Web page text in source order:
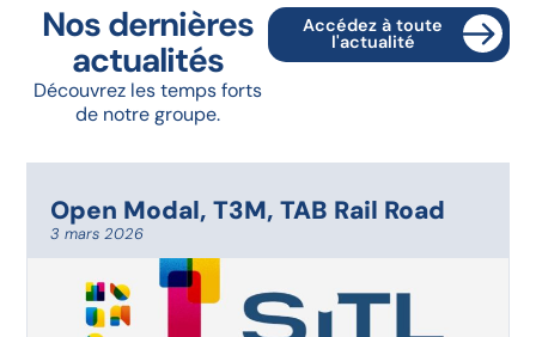
Nos dernières
actualités
Découvrez les temps forts
de notre groupe.
Accédez à toute
l'actualité
Open Modal,T3M,TAB Rail Road
3 mars 2026